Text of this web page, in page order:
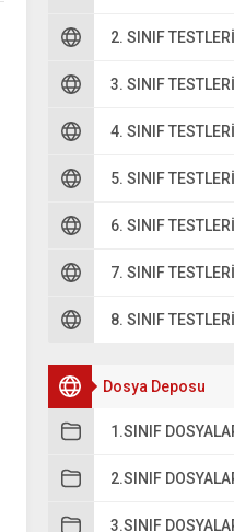
2. SINIF TESTLERI
3. SINIF TESTLERI
4. SINIF TESTLERI
5. SINIF TESTLERI
6. SINIF TESTLERI
7. SINIF TESTLERI
8. SINIF TESTLERI
Dosya Deposu
1.SINIF
2.SINIF
3.SINIF